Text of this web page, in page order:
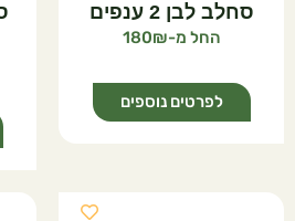
סחלב לבן 2 ענפים
180
לפרטים נוספים